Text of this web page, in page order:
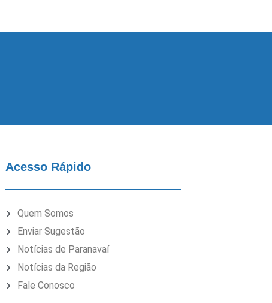
Acesso Rápido
Quem Somos
Enviar Sugestão
Notícias de Paranavaí
Notícias da Região
Fale Conosco